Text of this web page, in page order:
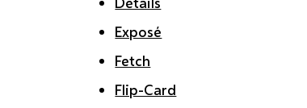
Exposé
Fetch
Flip-Card